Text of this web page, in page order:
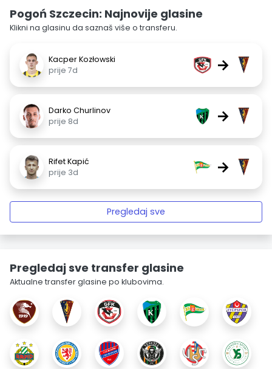
Pogoń Szczecin: Najnovije glasine
Klikni na glasinu da saznaš više o transferu.
Kacper Kozłowski
prije 7d
→
Darko Churlinov
prije 8d
→
Rifet Kapić
prije 3d
→
Pregledaj sve
Pregledaj sve transfer glasine
Aktualne transfer glasine po klubovima.